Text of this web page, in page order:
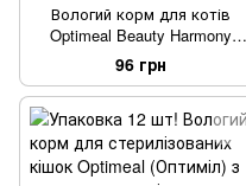
Вологий корм для котів
Optimeal Beauty Harmony
(Оптиміл Бьюті Гармонія)
Смугастий тунець у желе з
морськими водоростями 70
г.
96 грн